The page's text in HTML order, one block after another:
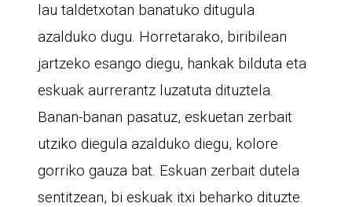
lau taldetxotan banatuko ditugula
azalduko dugu. Horretarako, biribilean
jartzeko esango diegu, hankak bilduta eta
eskuak aurrerantz luzatuta dituztela.
Banan-banan pasatuz, eskuetan zerbait
utziko diegula azalduko diegu, kolore
gorriko gauza bat. Eskuan zerbait dutela
sentitzean, bi eskuak itxi beharko dituzte.